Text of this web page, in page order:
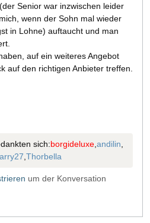
Senior war inzwischen leider
wenn der Sohn mal wieder
in Lohne) auftaucht und man
auf ein weiteres Angebot
auf den richtigen Anbieter treffen.
sich:borgideluxe, andilin
Thorbella
um der Konversation